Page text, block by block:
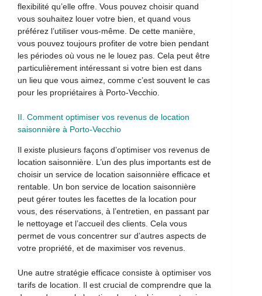
flexibilité qu’elle offre. Vous pouvez choisir quand
vous souhaitez louer votre bien, et quand vous
préférez l’utiliser vous-même. De cette manière,
vous pouvez toujours profiter de votre bien pendant
les périodes où vous ne le louez pas. Cela peut être
particulièrement intéressant si votre bien est dans
un lieu que vous aimez, comme c’est souvent le cas
pour les propriétaires à Porto-Vecchio.
II. Comment optimiser vos revenus de location
saisonnière à Porto-Vecchio
Il existe plusieurs façons d’optimiser vos revenus de
location saisonnière. L’un des plus importants est de
choisir un service de location saisonnière efficace et
rentable. Un bon service de location saisonnière
peut gérer toutes les facettes de la location pour
vous, des réservations, à l’entretien, en passant par
le nettoyage et l’accueil des clients. Cela vous
permet de vous concentrer sur d’autres aspects de
votre propriété, et de maximiser vos revenus.
Une autre stratégie efficace consiste à optimiser vos
tarifs de location. Il est crucial de comprendre que la